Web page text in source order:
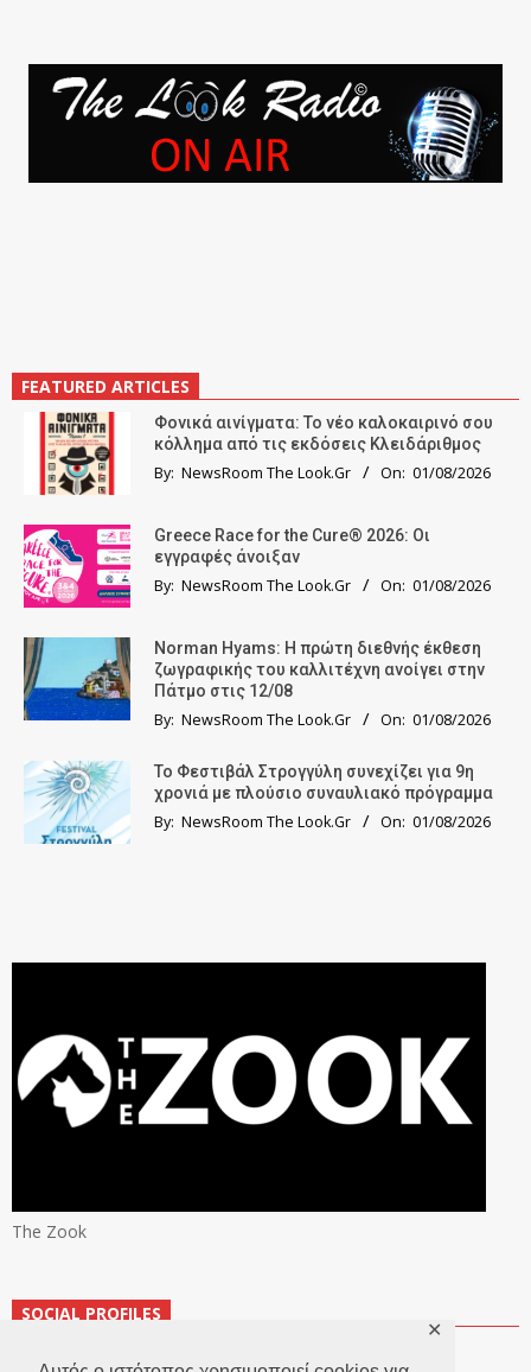
✕
FEATURED ARTICLES
Φονικά αινίγματα: Το νέο καλοκαιρινό σου
κόλλημα από τις εκδόσεις Κλειδάριθμος
By: NewsRoom The Look.Gr On: 01/08/2026
Greece Race for the Cure® 2026: Οι
εγγραφές άνοιξαν
By: NewsRoom The Look.Gr On: 01/08/2026
Norman Hyams: Η πρώτη διεθνής έκθεση
ζωγραφικής του καλλιτέχνη ανοίγει στην
Πάτμο στις 12/08
By: NewsRoom The Look.Gr On: 01/08/2026
Το Φεστιβάλ Στρογγύλη συνεχίζει για 9η
χρονιά με πλούσιο συναυλιακό πρόγραμμα
By: NewsRoom The Look.Gr On: 01/08/2026
The Zook
SOCIAL PROFILES